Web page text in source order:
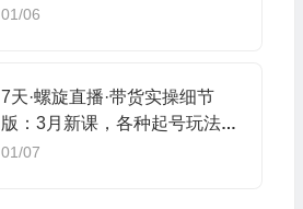
可操作
01/06
7天·螺旋直播·带货实操细节
版：3月新课，各种起号玩法教
学
01/07